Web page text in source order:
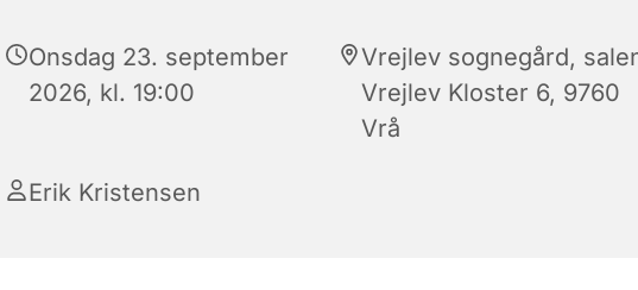
Onsdag 23. september
2026, kl. 19:00
Vrejlev sognegård,
Vrejlev Kloster 6, 9760
Vrå
Erik Kristensen